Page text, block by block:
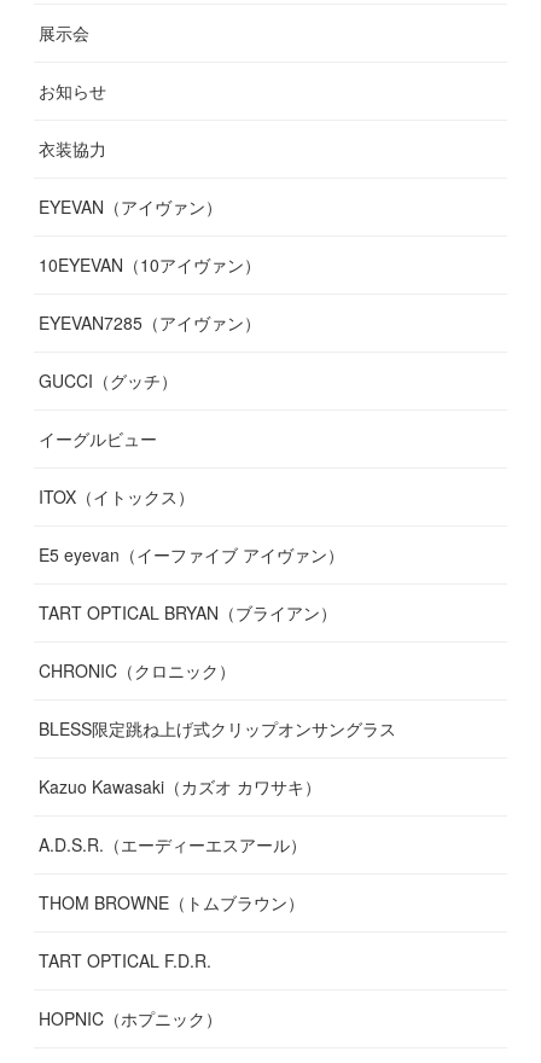
(14
(8
(9
(14
(19
(12)
(10)
(12
(10
(17)
(11)
(10)
(9
(7
(7
(10)
(11)
12)
(3
( 7
(13)
(11)
(13)
7)
(12)
(
( 5
(8)
(12)
11)
(13)
(13)
(10 )
(10)
13)
(16)
(14)
(17)
展示会
お知らせ
衣装協力
EYEVAN（アイヴァン）
10EYEVAN（10アイヴァン）
EYEVAN7285（アイヴァン）
GUCCI（グッチ）
イーグルビュー
ITOX（イトックス）
E5 eyevan（イーファイブ アイヴァン）
TART OPTICAL BRYAN（ブライアン）
CHRONIC（クロニック）
BLESS限定跳ね上げ式クリップオンサングラス
Kazuo Kawasaki（カズオ カワサキ）
A.D.S.R.（エーディーエスアール）
THOM BROWNE（トムブラウン）
TART OPTICAL F.D.R.
HOPNIC（ホプニック）